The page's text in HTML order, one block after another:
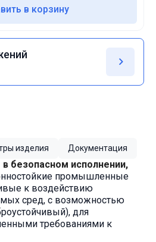
в корзину
изделия Документация
безопасном исполнении,
промышленные
к воздействию
сред, с возможностью
для
требованиями к